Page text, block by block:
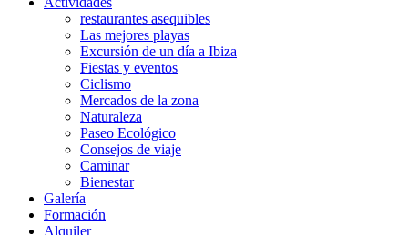
restaurantes asequibles
Las mejores playas
Excursión de un día a Ibiza
Fiestas y eventos
Ciclismo
Mercados de la zona
Naturaleza
Paseo Ecológico
Consejos de viaje
Caminar
Bienestar
Galería
Formación
Alquiler